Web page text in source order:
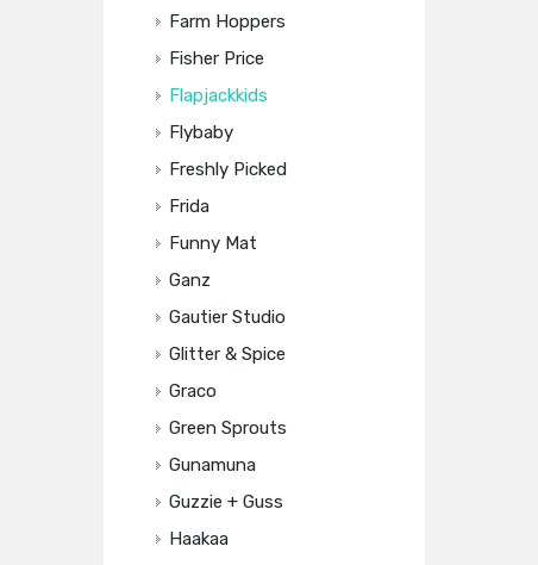
Farm Hoppers
Fisher Price
Flapjackkids
Flybaby
Freshly Picked
Frida
Funny Mat
Ganz
Gautier Studio
Glitter & Spice
Graco
Green Sprouts
Gunamuna
Guzzie + Guss
Haakaa